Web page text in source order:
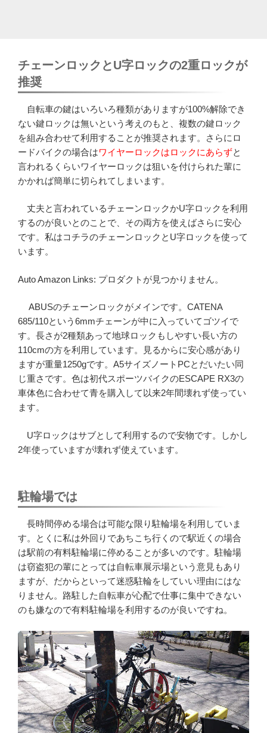
チェーンロックとU字ロックの2重ロックが
推奨
自転車の鍵はいろいろ種類がありますが100%解除でき
ない鍵ロックは無いという考えのもと、複数の鍵ロック
を組み合わせて利用することが推奨されます。さらにロ
ードバイクの場合はワイヤーロックはロックにあらずと
言われるくらいワイヤーロックは狙いを付けられた輩に
かかれば簡単に切られてしまいます。
丈夫と言われているチェーンロックかU字ロックを利用
するのが良いとのことで、その両方を使えばさらに安心
です。私はコチラのチェーンロックとU字ロックを使って
います。
Auto Amazon Links: プロダクトが見つかりません。
ABUSのチェーンロックがメインです。CATENA
685/110という6mmチェーンが中に入っていてゴツイで
す。長さが2種類あって地球ロックもしやすい長い方の
110cmの方を利用しています。見るからに安心感があり
ますが重量1250gです。A5サイズノートPCとだいたい同
じ重さです。色は初代スポーツバイクのESCAPE RX3の
車体色に合わせて青を購入して以来2年間壊れず使ってい
ます。
U字ロックはサブとして利用するので安物です。しかし
2年使っていますが壊れず使えています。
駐輪場では
長時間停める場合は可能な限り駐輪場を利用していま
す。とくに私は外回りであちこち行くので駅近くの場合
は駅前の有料駐輪場に停めることが多いのです。駐輪場
は窃盗犯の輩にとっては自転車展示場という意見もあり
ますが、だからといって迷惑駐輪をしていい理由にはな
りません。路駐した自転車が心配で仕事に集中できない
のも嫌なので有料駐輪場を利用するのが良いですね。